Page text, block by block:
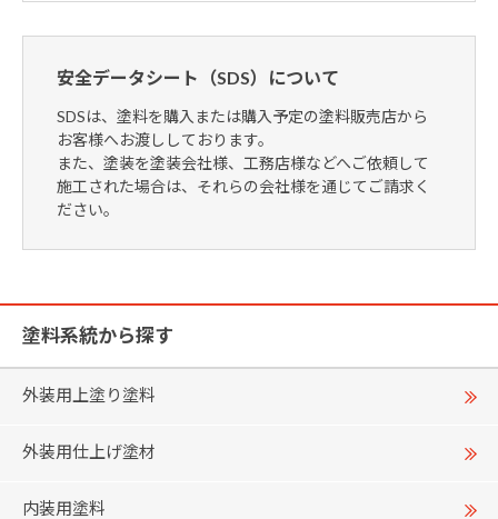
安全データシート（SDS）について
SDSは、塗料を購入または購入予定の塗料販売店から
お客様へお渡ししております。
また、塗装を塗装会社様、工務店様などへご依頼して
施工された場合は、それらの会社様を通じてご請求く
ださい。
塗料系統から探す
外装用上塗り塗料
外装用仕上げ塗材
内装用塗料